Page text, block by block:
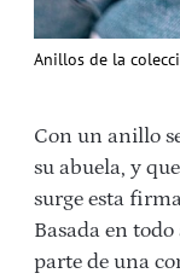
Anillos de la
Con un anillo
su abuela, y
surge esta
Basada en
parte de una